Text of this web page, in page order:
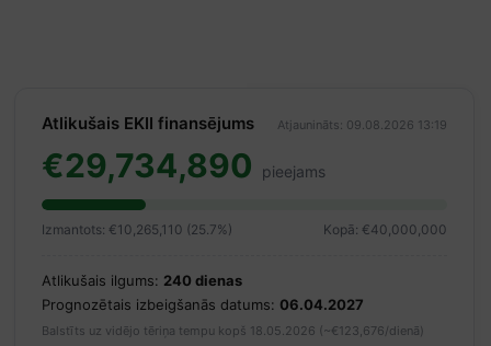
Atlikušais EKII finansējums Atjaunināts: 09.08.2026 13:19
€29,734,890 pieejams
Izmantots: €10,265,110 (25.7%) Kopā: €40,000,000
Atlikušais ilgums: 240 dienas
Prognozētais izbeigšanās datums: 06.04.2027
Balstīts uz vidējo tēriņa tempu kopš 18.05.2026 (~€123,676/dienā)